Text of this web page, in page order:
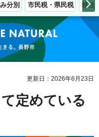
分別 市民税・県民税 移住
きる。長野市
更新日：2026年6月23日
定めている